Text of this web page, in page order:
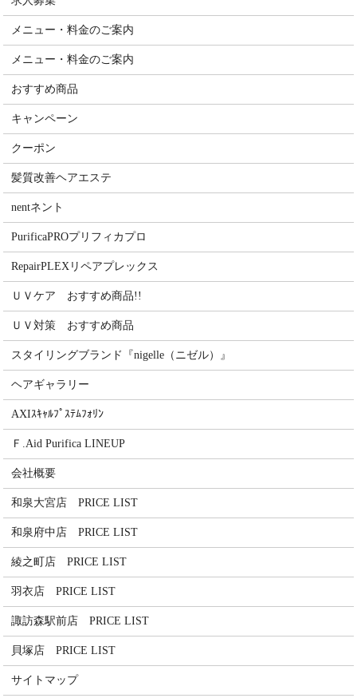
メニュー・料金のご案内
メニュー・料金のご案内
おすすめ商品
キャンペーン
クーポン
髪質改善ヘアエステ
nentネント
PurificaPROプリフィカプロ
RepairPLEXリペアプレックス
ＵＶケア おすすめ商品!!
ＵＶ対策 おすすめ商品
スタイリングブランド『nigelle（ニゼル）』
ヘアギャラリー
AXIｽｷｬﾙﾌﾟｽﾃﾑﾌｫﾘﾝ
Ｆ.Aid Purifica LINEUP
会社概要
和泉大宮店 PRICE LIST
和泉府中店 PRICE LIST
綾之町店 PRICE LIST
羽衣店 PRICE LIST
諏訪森駅前店 PRICE LIST
貝塚店 PRICE LIST
サイトマップ